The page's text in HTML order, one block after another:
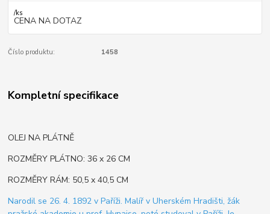
/ks
CENA NA DOTAZ
Číslo produktu: 1458
Kompletní specifikace
OLEJ NA PLÁTNĚ
ROZMĚRY PLÁTNO: 36 x 26 CM
ROZMĚRY RÁM: 50,5 x 40,5 CM
Narodil se 26. 4. 1892 v Paříži. Malíř v Uherském Hradišti, žák